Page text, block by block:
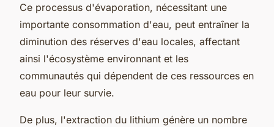
Ce processus d'évaporation, nécessitant une
importante consommation d'eau, peut entraîner la
diminution des réserves d'eau locales, affectant
ainsi l'écosystème environnant et les
communautés qui dépendent de ces ressources en
eau pour leur survie.
De plus, l'extraction du lithium génère un nombre